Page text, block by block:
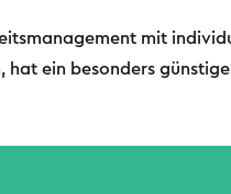
mit
hat ein besonders